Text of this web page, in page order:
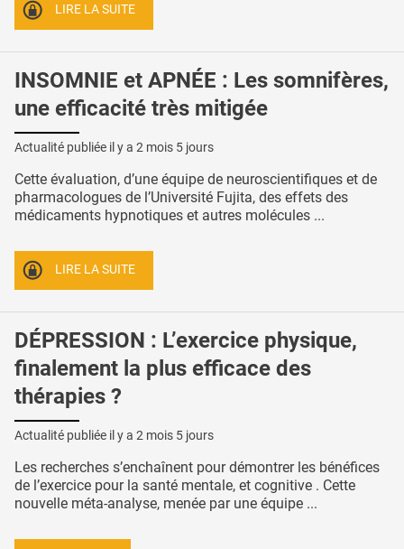
LIRE LA SUITE
INSOMNIE et APNÉE : Les somnifères,
une efficacité très mitigée
Actualité publiée il y a 2 mois 5 jours
Cette évaluation, d’une équipe de neuroscientifiques et de
pharmacologues de l’Université Fujita, des effets des
médicaments hypnotiques et autres molécules ...
LIRE LA SUITE
DÉPRESSION : L’exercice physique,
finalement la plus efficace des
thérapies ?
Actualité publiée il y a 2 mois 5 jours
Les recherches s’enchaînent pour démontrer les bénéfices
de l’exercice pour la santé mentale, et cognitive . Cette
nouvelle méta-analyse, menée par une équipe ...